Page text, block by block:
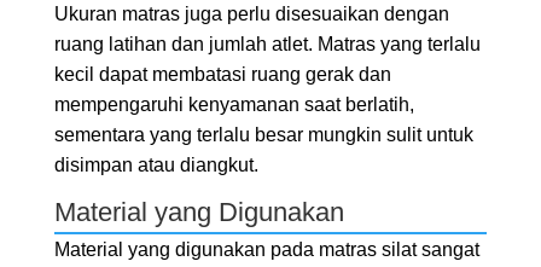
Ukuran matras juga perlu disesuaikan dengan
ruang latihan dan jumlah atlet. Matras yang terlalu
kecil dapat membatasi ruang gerak dan
mempengaruhi kenyamanan saat berlatih,
sementara yang terlalu besar mungkin sulit untuk
disimpan atau diangkut.
Material yang Digunakan
Material yang digunakan pada matras silat sangat